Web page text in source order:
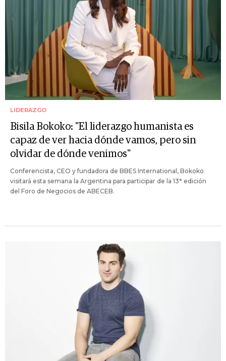
LIDERAZGO
Bisila Bokoko: "El liderazgo humanista es
capaz de ver hacia dónde vamos, pero sin
olvidar de dónde venimos"
Conferencista, CEO y fundadora de BBES International, Bokoko
visitará esta semana la Argentina para participar de la 13° edición
del Foro de Negocios de ABECEB.